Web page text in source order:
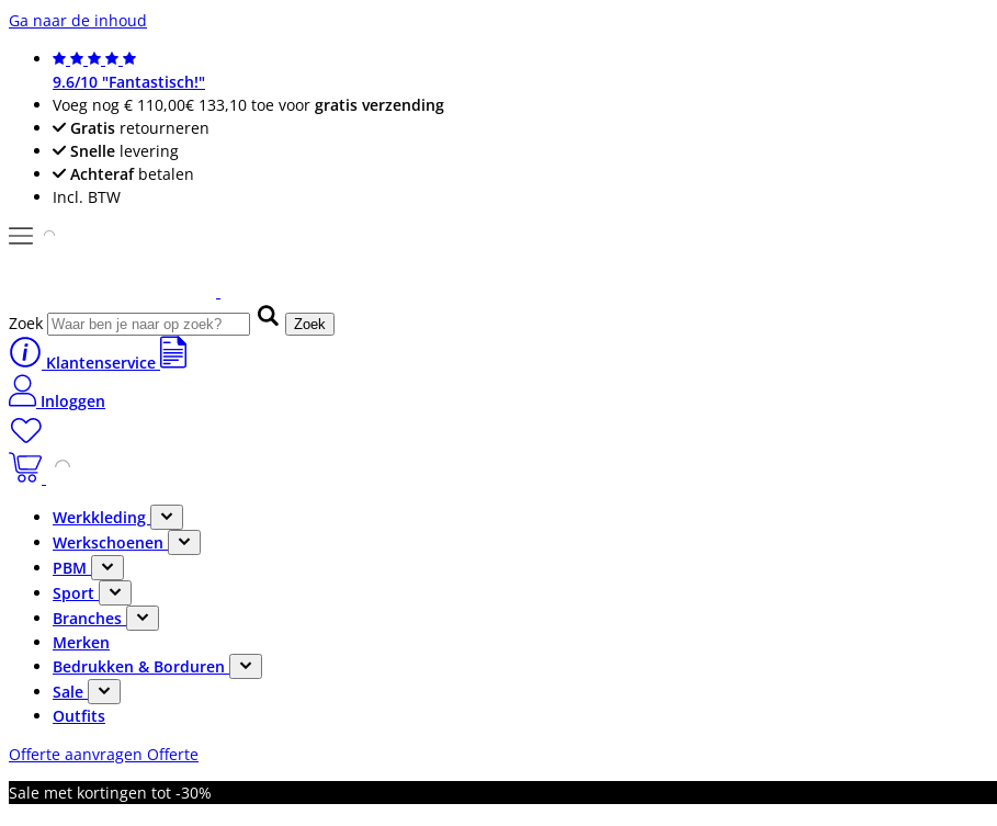
Ga naar de inhoud
9.6/10 "Fantastisch!"
Voeg nog € 110,00€ 133,10 toe voor gratis verzending
Gratis retourneren
Snelle levering
Achterafbetalen
Incl. BTW
Zoek Zoek
Klantenservice
Inloggen
Werkkleding
Werkschoenen
PBM
Sport
Branches
Merken
Bedrukken & Borduren
Sale
Outfits
Offerte aanvragen Offerte
Sale met kortingen tot -30%